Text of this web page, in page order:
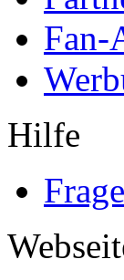
Fan-
Hilfe